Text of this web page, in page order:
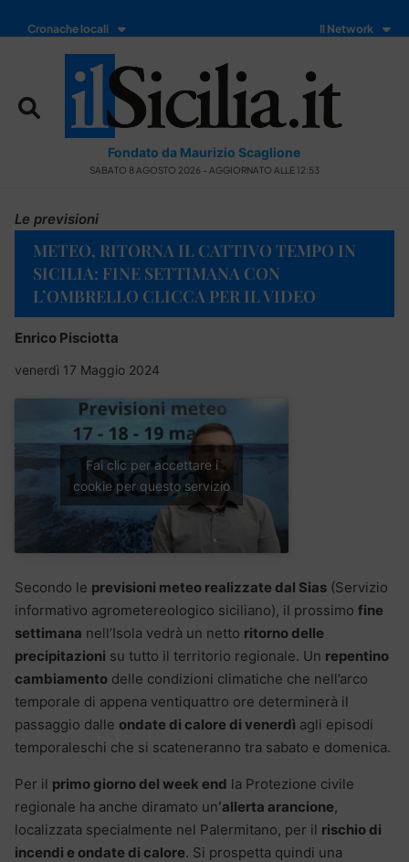
Cronache locali Il Network
Fondato da Maurizio Scaglione
SABATO 8 AGOSTO 2026 - AGGIORNATO ALLE 12:53
Le previsioni
METEO, RITORNA IL CATTIVO TEMPO IN
SICILIA: FINE SETTIMANA CON
L’OMBRELLO CLICCA PER IL VIDEO
Enrico Pisciotta
venerdì 17 Maggio 2024
Fai clic per accettare i
cookie per questo servizio
Secondo le previsioni meteo realizzate dal Sias (Servizio
informativo agrometereologico siciliano), il prossimo fine
settimana nell’Isola vedrà un netto ritorno delle
precipitazioni su tutto il territorio regionale. Un repentino
cambiamento delle condizioni climatiche che nell’arco
temporale di appena ventiquattro ore determinerà il
passaggio dalle ondate di calore di venerdì agli episodi
temporaleschi che si scateneranno tra sabato e domenica.
Per il primo giorno del week end la Protezione civile
regionale ha anche diramato un‘allerta arancione,
localizzata specialmente nel Palermitano, per il rischio di
incendi e ondate di calore. Si prospetta quindi una